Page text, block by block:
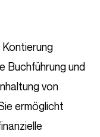
Kontierung
Buchführung und
von
ermöglicht